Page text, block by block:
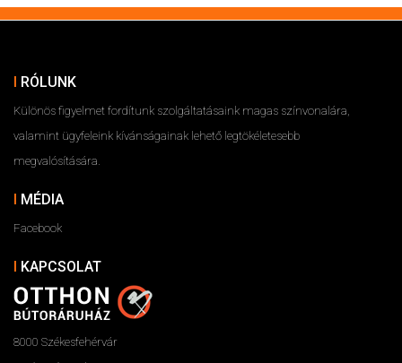
RÓLUNK
Különös figyelmet fordítunk szolgáltatásaink magas színvonalára,
valamint ügyfeleink kívánságainak lehető legtökéletesebb
megvalósítására.
MÉDIA
Facebook
KAPCSOLAT
8000 Székesfehérvár